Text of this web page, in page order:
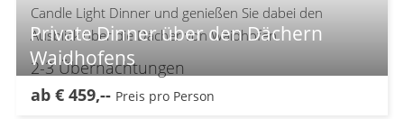
Private Dinner über den Dächern
Waidhofens
Candle Light Dinner und genießen Sie dabei den
Ausblick über die Dächer von Waidhofen.
2-3Übernachtungen
ab€ 459,-- Preis pro Person